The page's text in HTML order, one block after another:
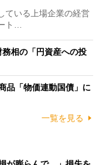
ている上場企業の経営
ト…
務相の「円資産への投
品「物価連動国債」に
一覧を見る